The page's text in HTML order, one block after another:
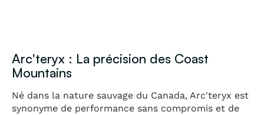
Arc'teryx : La précision des Coast
Mountains
Né dans la nature sauvage du Canada, Arc'teryx est
synonyme de performance sans compromis et de